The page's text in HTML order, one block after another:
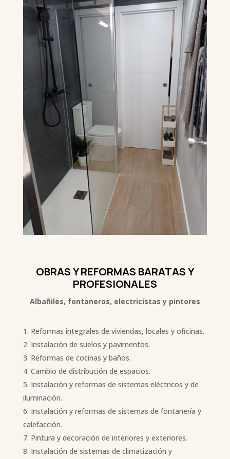
OBRAS Y REFORMAS BARATAS Y
PROFESIONALES
Albañiles, fontaneros, electricistas y pintores
Reformas integrales de viviendas, locales y oficinas.
Instalación de suelos y pavimentos.
Reformas de cocinas y baños.
Cambio de distribución de espacios.
Instalación y reformas de sistemas eléctricos y de
iluminación.
Instalación y reformas de sistemas de fontanería y
calefacción.
Pintura y decoración de interiores y exteriores.
Instalación de sistemas de climatización y